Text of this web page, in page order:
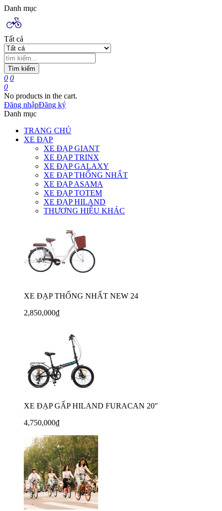
Danh mục
Tất cả
Tìm kiếm
0 0
0
No products in the cart.
Đăng nhậpĐăng ký
Danh mục
TRANG CHỦ
XE ĐẠP
XE ĐẠP GIANT
XE ĐẠP TRINX
XE ĐẠP GALAXY
XE ĐẠP THỐNG NHẤT
XE ĐẠP ASAMA
XE ĐẠP TOTEM
XE ĐẠP HILAND
THƯƠNG HIỆU KHÁC
XE ĐẠP THỐNG NHẤT NEW 24
2,850,000₫
XE ĐẠP GẤP HILAND FURACAN 20"
4,750,000₫